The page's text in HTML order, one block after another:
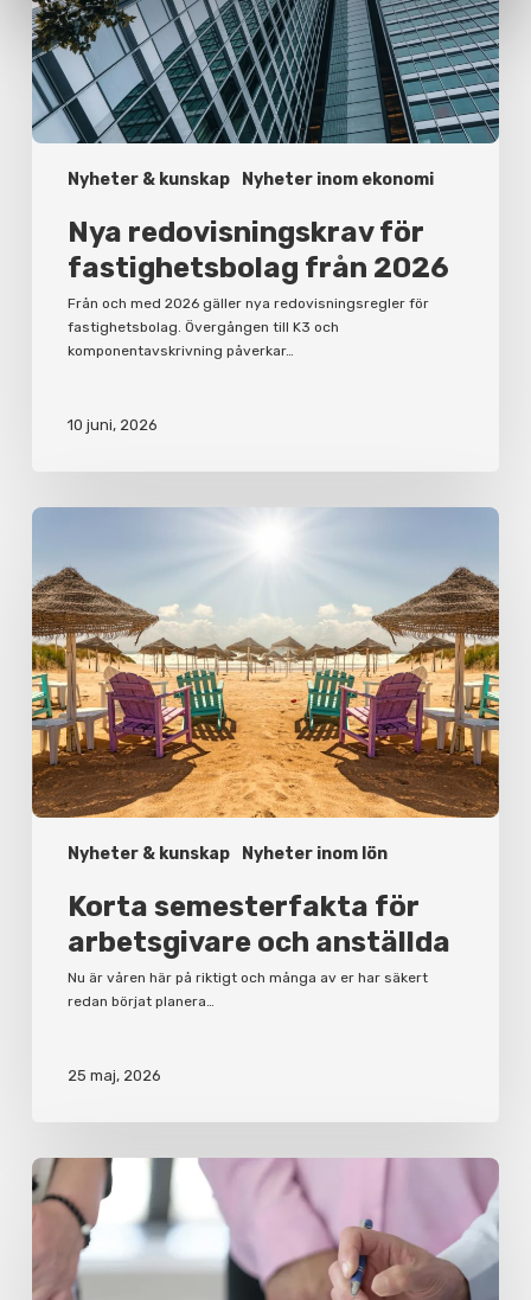
Nyheter & kunskap Nyheter inom ekonomi
2026
Nya redovisningskrav för
fastighetsbolag från 2026
Från och med 2026 gäller nya redovisningsregler för
fastighetsbolag. Övergången till K3 och
komponentavskrivning påverkar…
10 juni, 2026
Nyheter & kunskap Nyheter inom lön
Korta
arbetsgivare
och
anställda
Korta semesterfakta för
arbetsgivare och anställda
Nu är våren här på riktigt och många av er har säkert
redan börjat planera…
25 maj, 2026
Varför
du
ett
aktieägaravtal